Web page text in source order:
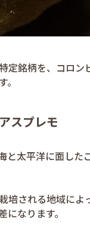
銘柄を、コロ
スプレモ
太平洋に面し
培される地域に
なります。